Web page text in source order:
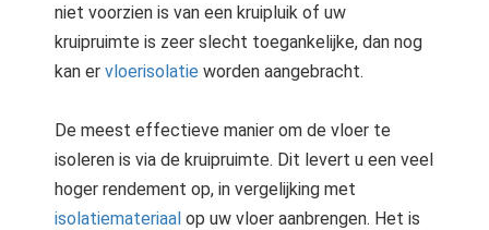
niet voorzien is van een kruipluik of uw
kruipruimte is zeer slecht toegankelijke, dan nog
kan er vloerisolatie worden aangebracht.
De meest effectieve manier om de vloer te
isoleren is via de kruipruimte. Dit levert u een veel
hoger rendement op, in vergelijking met
isolatiemateriaal op uw vloer aanbrengen. Het is